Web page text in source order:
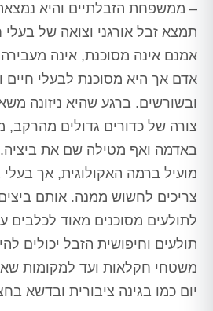
– ממשפחת הזבלתיים והיא
תמצא זבל אורגני וצואה של בעלי
אמנם אינה מסוכנת, אינה
אדם אך היא מסוכנת לבעלי חיים
ובשורשים. ברגע שהיא ניזונה
צורה של כדורים גדולים מהרקב,
באדמה ואף מטילה שם את
מועיל ברמה האקולוגית, אך בעלי
צריכים לחשוש ממנה. אותם
לתולעים מסוכנים מאוד לכלבים
תולעים וחיפושית הזבל יכולים
משטחי חקלאות ועד למקומות
יום כמו בגינה ציבורית ובדשא